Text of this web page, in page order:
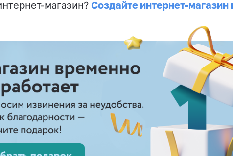
магазин? Создайте интернет-магазин